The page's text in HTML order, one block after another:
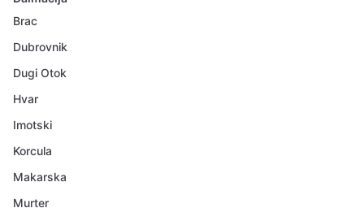
Brac
Dubrovnik
Dugi Otok
Hvar
Imotski
Korcula
Makarska
Murter